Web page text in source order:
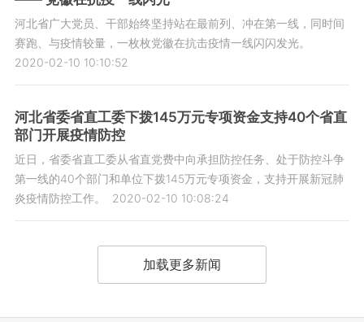
河北省广大党员、干部始终坚持站在最前列、冲在第一线，同时间
赛跑、与疫情较量，一枚枚党徽在抗击疫情一线闪闪发光。
2020-02-10 10:10:52
河北省委省直工委下拨145万元专项资金支持40个省直
部门开展疫情防控
近日，省委省直工委从省直党费中向承担防控任务、处于防控斗争
第一线的40个部门和单位下拨145万元专项资金，支持开展新冠肺
炎疫情防控工作。
2020-02-10 10:08:24
加载更多新闻